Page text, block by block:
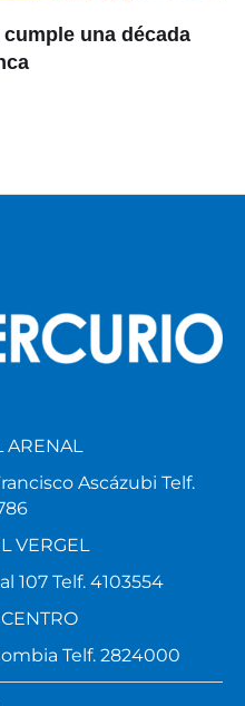
una década
ARENAL
Ascázubi Telf.
VERGEL
107 Telf. 4103554
Telf. 2824000